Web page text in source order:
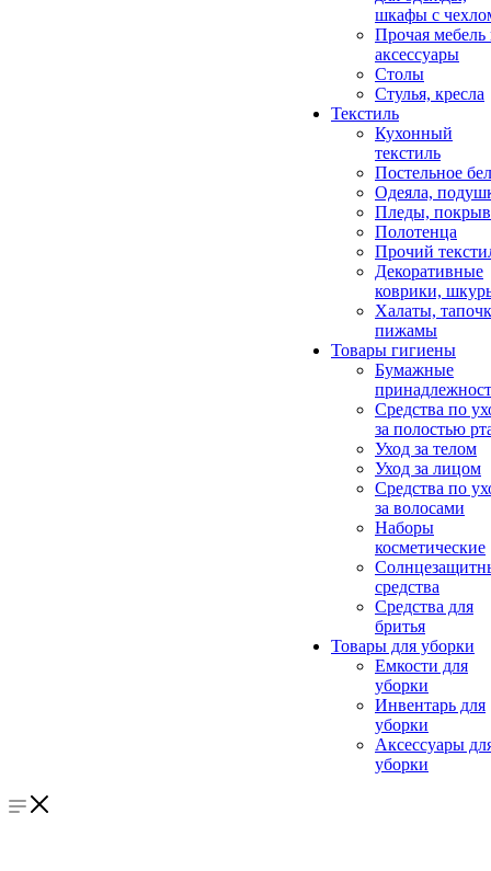
шкафы с
Прочая мебель
аксессуары
Столы
Стулья, кресла
Текстиль
Кухонный
текстиль
Постельное
Одеяла,
Пледы,
Полотенца
Прочий
Декоративные
коврики,
Халаты,
пижамы
Товары гигиены
Бумажные
Средства по
за полостью
Уход за телом
Уход за лицом
Средства по
за волосами
Наборы
косметические
средства
Средства для
бритья
Товары для уборки
Емкости для
уборки
Инвентарь для
уборки
Аксессуары
уборки